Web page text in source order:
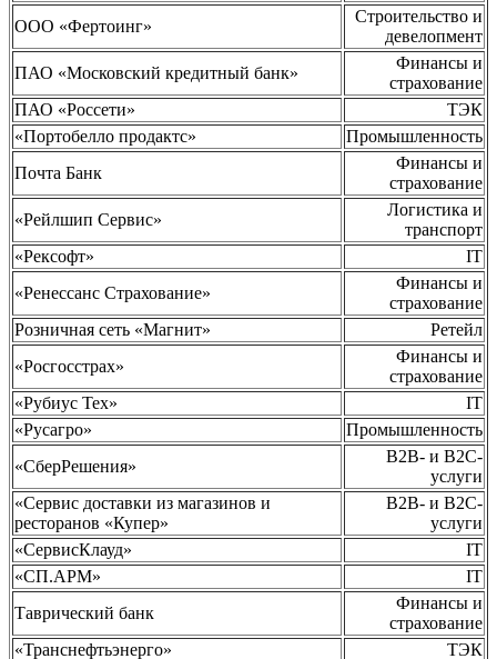
ООО «Фертоинг»
Строительство и
девелопмент
ПАО «Московский кредитный банк»
Финансы и
страхование
ПАО «Россети»
ТЭК
«Портобелло продактс»
Промышленность
Почта Банк
Финансы и
страхование
«Рейлшип Сервис»
Логистика и
транспорт
«Рексофт»
IT
«Ренессанс Страхование»
Финансы и
страхование
Розничная сеть «Магнит»
Ретейл
«Росгосстрах»
Финансы и
страхование
«Рубиус Тех»
IT
«Русагро»
Промышленность
«СберРешения»
B2B- и B2C-
услуги
«Сервис доставки из магазинов и
ресторанов «Купер»
B2B- и B2C-
услуги
«СервисКлауд»
IT
«СП.АРМ»
IT
Таврический банк
Финансы и
страхование
«Транснефтьэнерго»
ТЭК